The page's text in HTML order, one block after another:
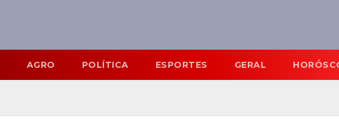
AGRO POLÍTICA ESPORTES GERAL